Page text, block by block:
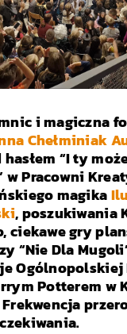
i magiczna
Chełminiak
“I ty
w Pracowni
magika
, poszukiwania
ciekawe gry
“Nie Dla
Ogólnopolskiej
Potterem w